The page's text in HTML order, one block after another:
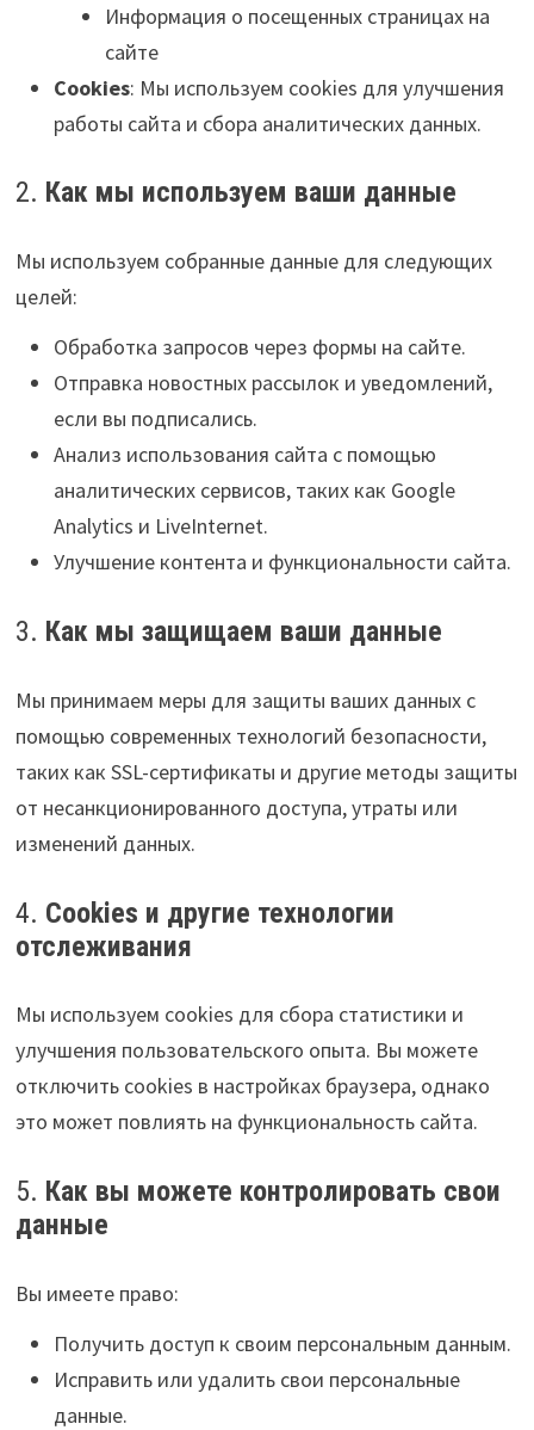
Информация о посещенных страницах на
сайте
Cookies: Мы используем cookies для улучшения
работы сайта и сбора аналитических данных.
2. Как мы используем ваши данные
Мы используем собранные данные для следующих
целей:
Обработка запросов через формы на сайте.
Отправка новостных рассылок и уведомлений,
если вы подписались.
Анализ использования сайта с помощью
аналитических сервисов, таких как Google
Analytics и LiveInternet.
Улучшение контента и функциональности сайта.
3. Как мы защищаем ваши данные
Мы принимаем меры для защиты ваших данных с
помощью современных технологий безопасности,
таких как SSL-сертификаты и другие методы защиты
от несанкционированного доступа, утраты или
изменений данных.
4. Cookies и другие технологии
отслеживания
Мы используем cookies для сбора статистики и
улучшения пользовательского опыта. Вы можете
отключить cookies в настройках браузера, однако
это может повлиять на функциональность сайта.
5. Как вы можете контролировать свои
данные
Вы имеете право:
Получить доступ к своим персональным данным.
Исправить или удалить свои персональные
данные.